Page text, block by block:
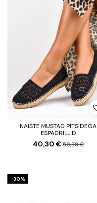
NAISTE MUSTAD PITSIDEGA
ESPADRILLID
40,30 € 50,38 €
−30%